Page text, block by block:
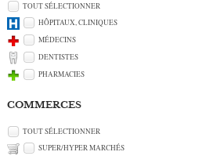
TOUT SÉLECTIONNER
HÔPITAUX, CLINIQUES
MÉDECINS
DENTISTES
PHARMACIES
COMMERCES
TOUT SÉLECTIONNER
SUPER/HYPER MARCHÉS